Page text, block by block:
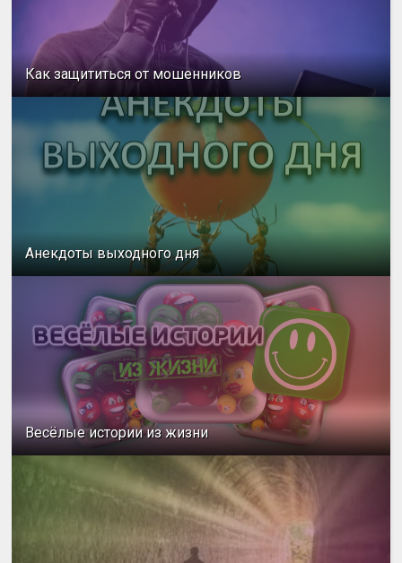
Как защититься от мошенников
Анекдоты выходного дня
Весёлые истории из жизни